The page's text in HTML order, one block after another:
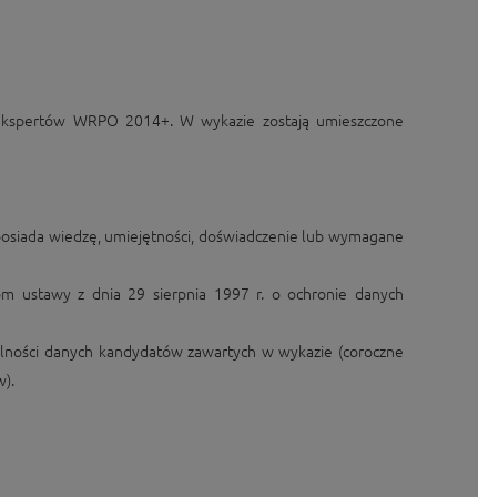
WRPO 2014+. W wykazie zostają umieszczone
wiedzę, umiejętności, doświadczenie lub wymagane
ustawy z dnia 29 sierpnia 1997 r. o ochronie danych
danych kandydatów zawartych w wykazie (coroczne